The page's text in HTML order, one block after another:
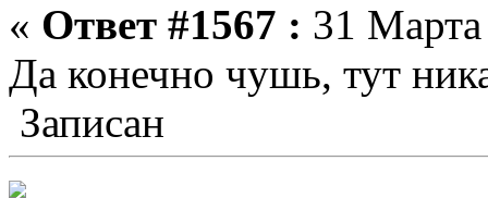
« Ответ #1567 : 31
Да конечно чушь, тут
Записан